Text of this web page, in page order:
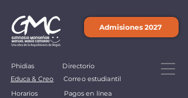
Admisiones 2027
Phidias
Educa & Creo
Horarios
Directorio
Correo estudiantil
Pagos en línea